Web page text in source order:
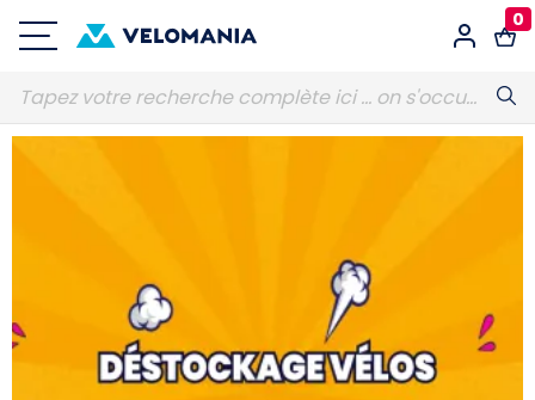
Connexion
Vous avez oublié votre mot de passe ?
0